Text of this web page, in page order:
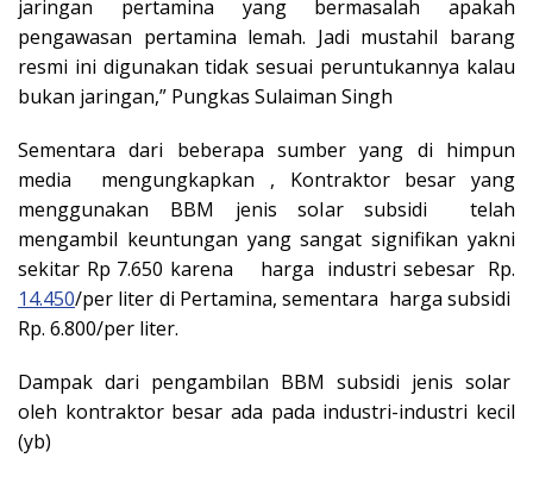
jaringan pertamina yang bermasalah apakah
pengawasan pertamina lemah. Jadi mustahil barang
resmi ini digunakan tidak sesuai peruntukannya kalau
bukan jaringan,” Pungkas Sulaiman Singh
Sementara dari beberapa sumber yang di himpun
media mengungkapkan , Kontraktor besar yang
menggunakan BBM jenis solar subsidi telah
mengambil keuntungan yang sangat signifikan yakni
sekitar Rp 7.650 karena harga industri sebesar Rp.
14.450/per liter di Pertamina, sementara harga subsidi
Rp. 6.800/per liter.
Dampak dari pengambilan BBM subsidi jenis solar
oleh kontraktor besar ada pada industri-industri kecil
(yb)